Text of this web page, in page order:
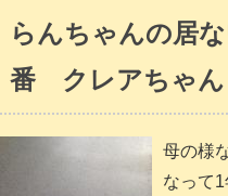
らんちゃんの居
番 クレアちゃ
母の様
なって